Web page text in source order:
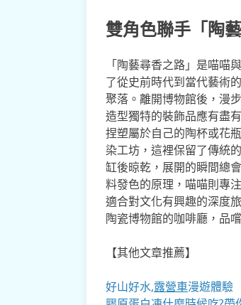
雙角色聯手「陶
「陶藝尋香之路」是喵
了從史前時代到當代藝術
聚落。離開博物館後，漫
造型獨特的裝飾品應有盡
捏塑屬於自己的陶杯或花
染工坊，這裡保留了傳統
缸後晾乾，展開的瞬間總
料發色的原理，喵喵則專
適合對文化有興趣的深度
陶瓷博物館的咖啡廳，品
【其他文章推薦】
好山好水,露營車漫遊體驗